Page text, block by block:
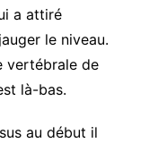
a attiré
le niveau.
vertébrale de
là-bas.
au début il